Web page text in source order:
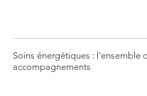
Soins énergétiques : l’ensemble
accompagnements